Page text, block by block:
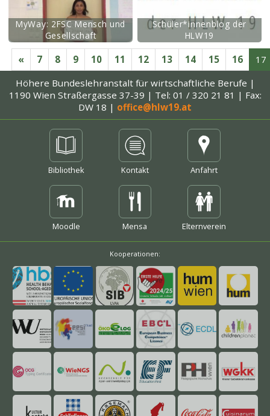
MyWay: 2FSC Mensch und
Gesellschaft
Schüler*innenblog der
HLW19
« 7 8 9 10 11 12 13 14 15 16
17
Höhere Bundeslehranstalt für wirtschaftliche Berufe |
1190 Wien Straßergasse 37-39 | Tel: 01 / 320 21 81 | Fax:
DW 18 | office@hlw19.at
Elternverein
mehr
Moodle
Kontakt
mehr
Anfahrt
mehr
Bibliothek
Mensa
mehr
Kooperationen:
mehr mehr mehr mehr mehr
mehr mehr